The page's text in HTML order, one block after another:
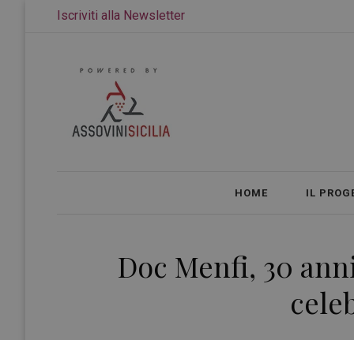
Iscriviti alla Newsletter
HOME IL
Doc Menfi, 30